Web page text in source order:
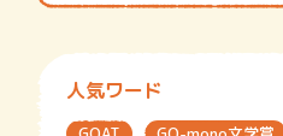
人気ワード